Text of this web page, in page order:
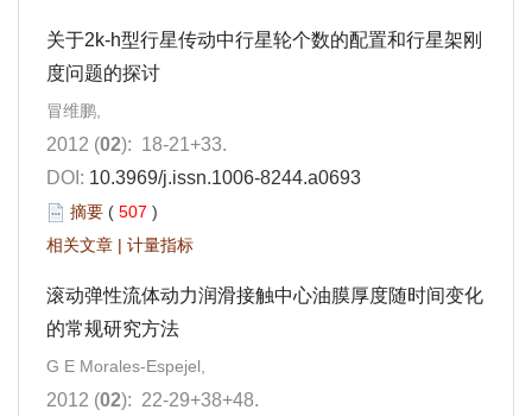
关于2k-h型行星传动中行星轮个数的配置和行星架刚
度问题的探讨
冒维鹏,
2012 (02): 18-21+33.
DOI: 10.3969/j.issn.1006-8244.a0693
摘要 ( 507 )
相关文章 | 计量指标
滚动弹性流体动力润滑接触中心油膜厚度随时间变化
的常规研究方法
G E Morales-Espejel,
2012 (02): 22-29+38+48.